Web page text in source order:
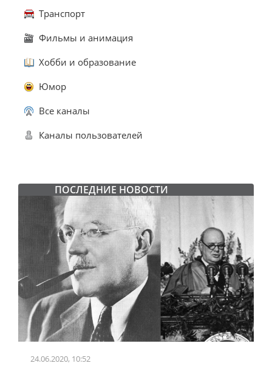
Транспорт
Фильмы и анимация
Хобби и образование
Юмор
Все каналы
Каналы пользователей
ПОСЛЕДНИЕ НОВОСТИ
24.06.2020, 10:52